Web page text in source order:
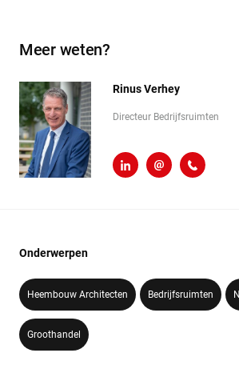
Meer weten?
Rinus Verhey
Directeur Bedrijfsruimten
LinkedIn 071 - 332 00
Onderwerpen
Heembouw Architecten Bedrijfsruimten
Groothandel